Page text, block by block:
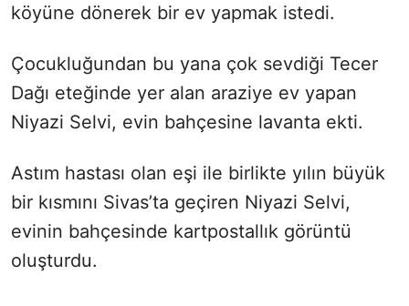
köyüne dönerek bir ev yapmak istedi.
Çocukluğundan bu yana çok sevdiği Tecer
Dağı eteğinde yer alan araziye ev yapan
Niyazi Selvi, evin bahçesine lavanta ekti.
Astım hastası olan eşi ile birlikte yılın büyük
bir kısmını Sivas’ta geçiren Niyazi Selvi,
evinin bahçesinde kartpostallık görüntü
oluşturdu.